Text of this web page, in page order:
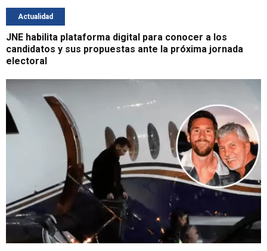
Actualidad
JNE habilita plataforma digital para conocer a los
candidatos y sus propuestas ante la próxima jornada
electoral